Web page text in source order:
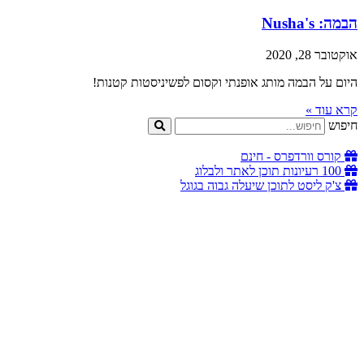
הבמה: Nusha's
אוקטובר 28, 2020
היום על הבמה מותג אופנתי וקסום לפשיניסטות קטנות!
קרא עוד »
חיפוש
קורס וורדפרס - חינם
100 רעיונות תוכן לאתר ולבלוג
צ'ק ליסט לתוכן שיעלה גבוה בגוגל